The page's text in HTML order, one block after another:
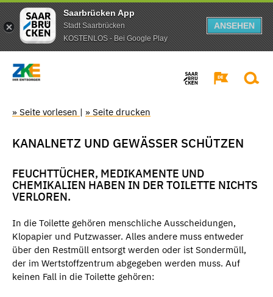
Saarbrücken App
Stadt Saarbrücken
KOSTENLOS - Bei Google Play
ANSEHEN
» Seite vorlesen | » Seite drucken
KANALNETZ UND GEWÄSSER SCHÜTZEN
FEUCHTTÜCHER, MEDIKAMENTE UND
CHEMIKALIEN HABEN IN DER TOILETTE NICHTS
VERLOREN.
In die Toilette gehören menschliche Ausscheidungen,
Klopapier und Putzwasser. Alles andere muss entweder
über den Restmüll entsorgt werden oder ist Sondermüll,
der im Wertstoffzentrum abgegeben werden muss. Auf
keinen Fall in die Toilette gehören: